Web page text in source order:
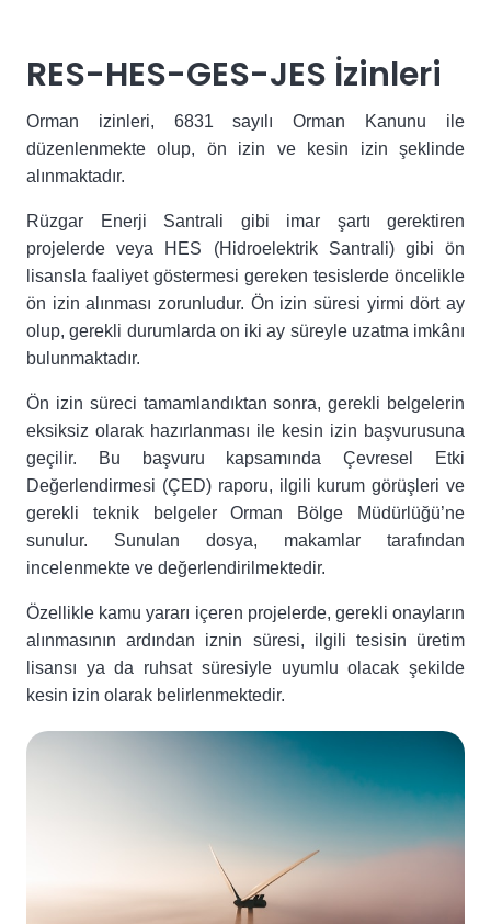
RES-HES-GES-JES İzinleri
Orman izinleri, 6831 sayılı Orman Kanunu ile
düzenlenmekte olup, ön izin ve kesin izin şeklinde
alınmaktadır.
Rüzgar Enerji Santrali gibi imar şartı gerektiren
projelerde veya HES (Hidroelektrik Santrali) gibi ön
lisansla faaliyet göstermesi gereken tesislerde öncelikle
ön izin alınması zorunludur. Ön izin süresi yirmi dört ay
olup, gerekli durumlarda on iki ay süreyle uzatma imkânı
bulunmaktadır.
Ön izin süreci tamamlandıktan sonra, gerekli belgelerin
eksiksiz olarak hazırlanması ile kesin izin başvurusuna
geçilir. Bu başvuru kapsamında Çevresel Etki
Değerlendirmesi (ÇED) raporu, ilgili kurum görüşleri ve
gerekli teknik belgeler Orman Bölge Müdürlüğü’ne
sunulur. Sunulan dosya, makamlar tarafından
incelenmekte ve değerlendirilmektedir.
Özellikle kamu yararı içeren projelerde, gerekli onayların
alınmasının ardından iznin süresi, ilgili tesisin üretim
lisansı ya da ruhsat süresiyle uyumlu olacak şekilde
kesin izin olarak belirlenmektedir.